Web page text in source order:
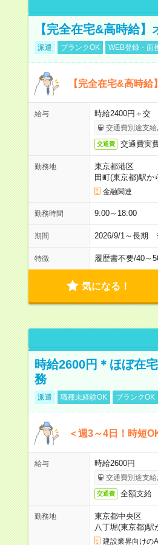
【完全在宅&高時給
派遣 ブランクOK WEB登録・面
【完全在宅&高時
給与 時給2400円＋交
交通費別途支給
交通費 交通費実
勤務地
東京都港区
田町(東京都)駅か
金融関連
勤務時間 9:00～18:00
期間 2026/9/1～長期
特徴 履歴書不要/40～
気になる！
時給2600円＊ほぼ在
務
派遣 職種未経験OK ブランクOK
＜週3～4日！時短
給与 時給2600円
交通費別途支給
交通費 全額支給
勤務地
東京都中央区
八丁堀(東京都)駅
建設業界向けの